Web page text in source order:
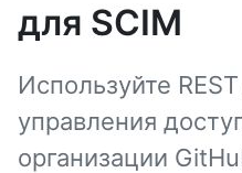
для SCIM
Используйте
управления
организации